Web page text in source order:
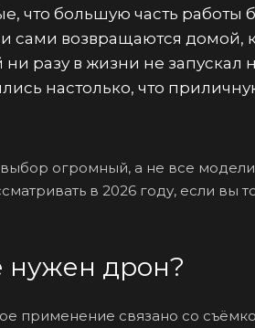
что большую часть работы
сами возвращаются домой,
разу в жизни не
настолько, что
огромный, а не все
в 2026 году, если вы
дрон?
применение связано со